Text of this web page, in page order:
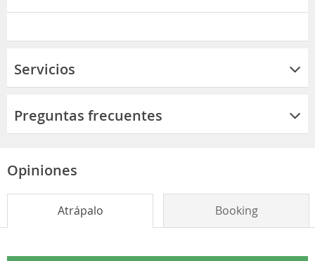
Servicios
Preguntas frecuentes
Opiniones
Atrápalo Booking